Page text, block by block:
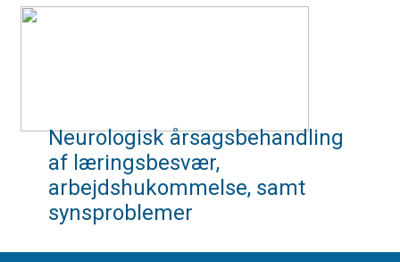
Neurologisk årsagsbehandling
af læringsbesvær,
arbejdshukommelse, samt
synsproblemer